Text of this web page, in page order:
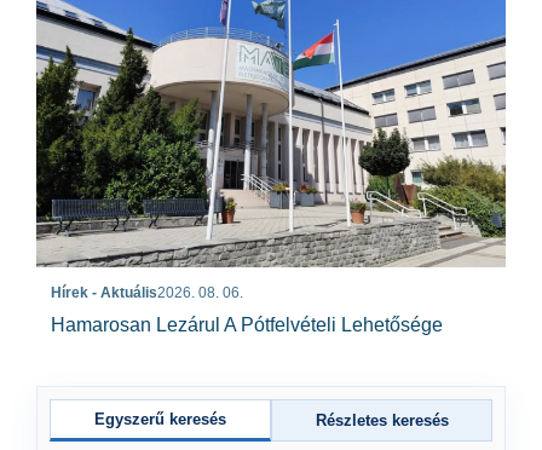
Hírek - Aktuális2026. 08. 06.
Hamarosan Lezárul A Pótfelvételi Lehetősége
Egyszerű keresés Részletes keresés